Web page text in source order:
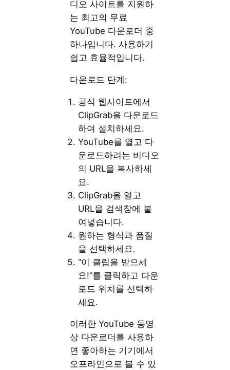
디오 사이트를 지원하
는 최고의 무료
YouTube 다운로더 중
하나입니다. 사용하기
쉽고 효율적입니다.
다운로드 단계:
공식 웹사이트에서
ClipGrab을 다운로드
하여 설치하세요.
YouTube를 열고 다
운로드하려는 비디오
의 URL을 복사하세
요.
ClipGrab을 열고
URL을 검색창에 붙
여넣습니다.
원하는 형식과 품질
을 선택하세요.
“이 클립을 받으세
요!”를 클릭하고 다운
로드 위치를 선택하
세요.
이러한 YouTube 동영
상 다운로더를 사용하
면 좋아하는 기기에서
오프라인으로 볼 수 있